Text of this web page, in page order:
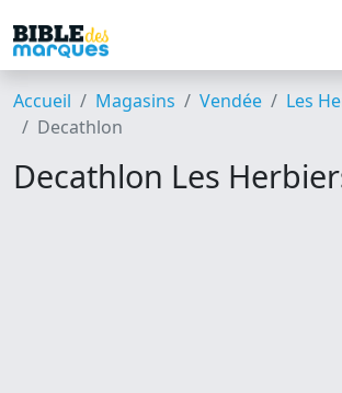
Accueil Magasins Vendée
Les
Decathlon
Decathlon Les